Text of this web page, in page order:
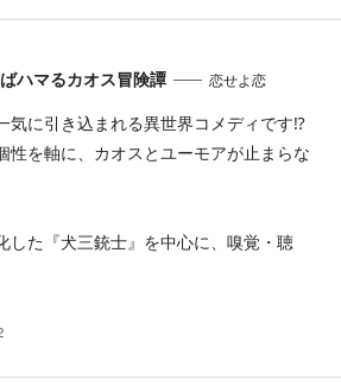
ハマるカオス冒険譚
恋せよ恋
気に引き込まれる異世界コメディです⁉️
性を軸に、カオスとユーモアが止まらな
した『犬三銃士』を中心に、嗅覚・聴